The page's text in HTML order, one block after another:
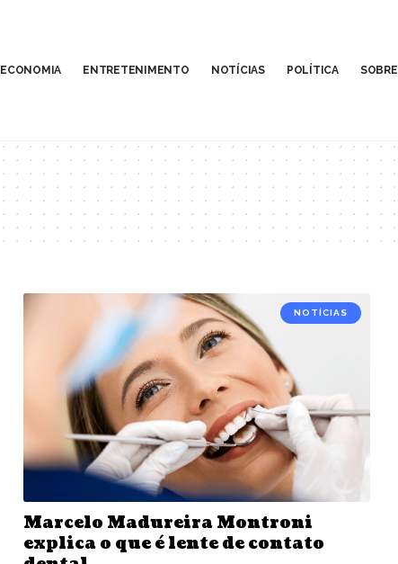
ECONOMIA ENTRETENIMENTO NOTÍCIAS POLÍTICA
NOTÍCIAS
Marcelo Madureira Montroni
explica o que é lente de contato